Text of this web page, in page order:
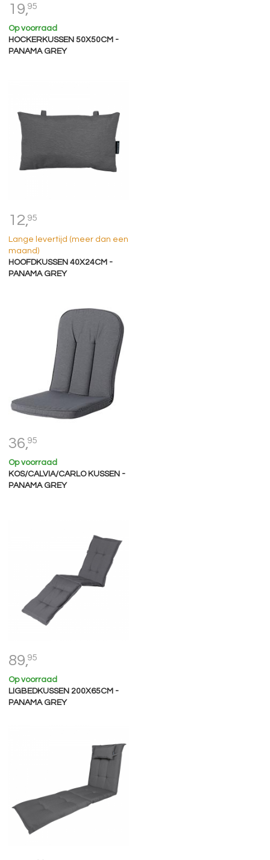
19,95
Op voorraad
HOCKERKUSSEN 50X50CM -
PANAMA GREY
12,95
Lange levertijd (meer dan een
maand)
HOOFDKUSSEN 40X24CM -
PANAMA GREY
36,95
Op voorraad
KOS/CALVIA/CARLO KUSSEN -
PANAMA GREY
89,95
Op voorraad
LIGBEDKUSSEN 200X65CM -
PANAMA GREY